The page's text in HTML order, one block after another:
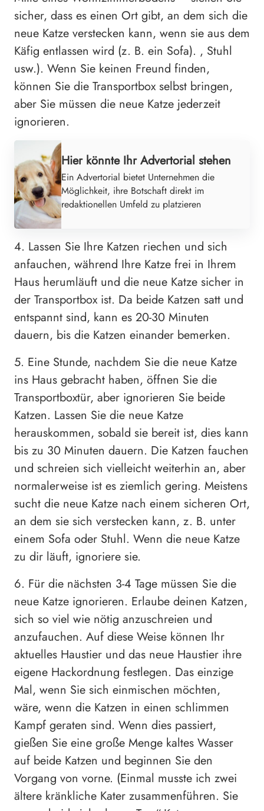
sicher, dass es einen Ort gibt, an dem sich die
neue Katze verstecken kann, wenn sie aus dem
Käfig entlassen wird (z. B. ein Sofa). , Stuhl
usw.). Wenn Sie keinen Freund finden,
können Sie die Transportbox selbst bringen,
aber Sie müssen die neue Katze jederzeit
ignorieren.
Hier könnte Ihr Advertorial stehen
Ein Advertorial bietet Unternehmen die
Möglichkeit, ihre Botschaft direkt im
redaktionellen Umfeld zu platzieren
4. Lassen Sie Ihre Katzen riechen und sich
anfauchen, während Ihre Katze frei in Ihrem
Haus herumläuft und die neue Katze sicher in
der Transportbox ist. Da beide Katzen satt und
entspannt sind, kann es 20-30 Minuten
dauern, bis die Katzen einander bemerken.
5. Eine Stunde, nachdem Sie die neue Katze
ins Haus gebracht haben, öffnen Sie die
Transportboxtür, aber ignorieren Sie beide
Katzen. Lassen Sie die neue Katze
herauskommen, sobald sie bereit ist, dies kann
bis zu 30 Minuten dauern. Die Katzen fauchen
und schreien sich vielleicht weiterhin an, aber
normalerweise ist es ziemlich gering. Meistens
sucht die neue Katze nach einem sicheren Ort,
an dem sie sich verstecken kann, z. B. unter
einem Sofa oder Stuhl. Wenn die neue Katze
zu dir läuft, ignoriere sie.
6. Für die nächsten 3-4 Tage müssen Sie die
neue Katze ignorieren. Erlaube deinen Katzen,
sich so viel wie nötig anzuschreien und
anzufauchen. Auf diese Weise können Ihr
aktuelles Haustier und das neue Haustier ihre
eigene Hackordnung festlegen. Das einzige
Mal, wenn Sie sich einmischen möchten,
wäre, wenn die Katzen in einen schlimmen
Kampf geraten sind. Wenn dies passiert,
gießen Sie eine große Menge kaltes Wasser
auf beide Katzen und beginnen Sie den
Vorgang von vorne. (Einmal musste ich zwei
ältere kränkliche Kater zusammenführen. Sie